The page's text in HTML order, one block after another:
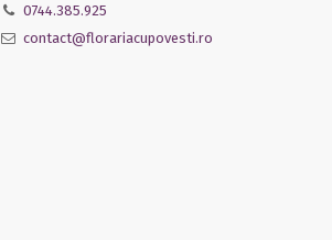
0744.385.925
contact@florariacupovesti.ro